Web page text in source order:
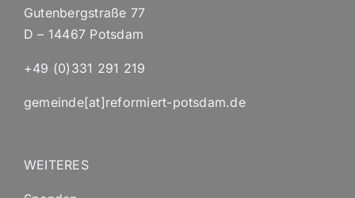
Gutenbergstraße 77
D – 14467 Potsdam
+49 (0)331 291 219
gemeinde[at]reformiert-potsdam.de
WEITERES